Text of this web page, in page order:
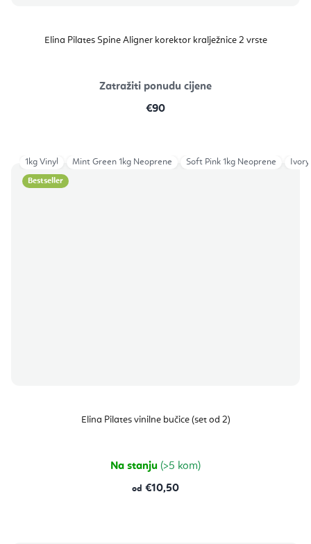
Elina Pilates Spine Aligner korektor kralježnice 2 vrste
Zatražiti ponudu cijene
€90
Bestseller
Elina Pilates vinilne bučice (set od 2)
Na stanju (>5 kom)
od €10,50
1kg Vinyl Mint Green 1kg Neoprene Soft Pink 1kg Neoprene